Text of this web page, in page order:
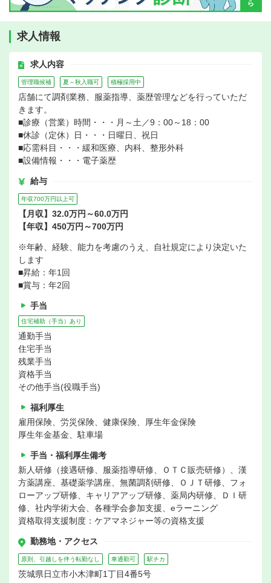
求人情報
求人内容
管理職候補 夏～秋入職可 積極採用中
店舗にて調剤業務、服薬指導、薬歴管理などを行っていただ
きます。
■診療（営業）時間・・・月～土／9：00～18：00
■休診（定休）日・・・日曜日、祝日
■応需科目・・・緩和医療、内科、整形外科
■設備情報・・・電子薬歴
給与
年収700万円以上可
【月収】32.0万円～60.0万円
【年収】450万円～700万円
※年齢、経験、能力を考慮のうえ、自社規定により決定いた
します
■昇給：年1回
■賞与：年2回
手当
住宅補助（手当）あり
通勤手当
住宅手当
残業手当
資格手当
その他手当(役職手当)
福利厚生
雇用保険、労災保険、健康保険、厚生年金保険
厚生年金基金、駐車場
手当・福利厚生備考
新人研修（接遇研修、服薬指導研修、ＯＴＣ販売研修）、漢
方薬講座、基礎薬学講座、無菌調剤研修、ＯＪＴ研修、フォ
ローアップ研修、キャリアアップ研修、薬局内研修、ＤＩ研
修、社内学術大会、各種学会参加支援、eラーニング
資格取得支援制度：ケアマネジャー等の資格支援
勤務地・アクセス
原則、引越しを伴う転勤なし 車通勤可 駅チカ
茨城県日立市小木津町1丁目4番5号